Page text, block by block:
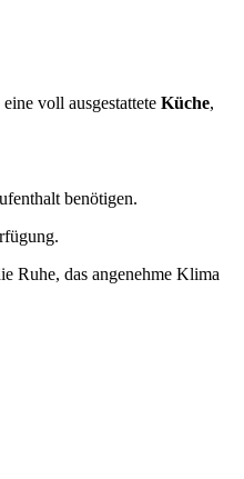
eine voll ausgestattete Küche,
benötigen.
Ruhe, das angenehme Klima